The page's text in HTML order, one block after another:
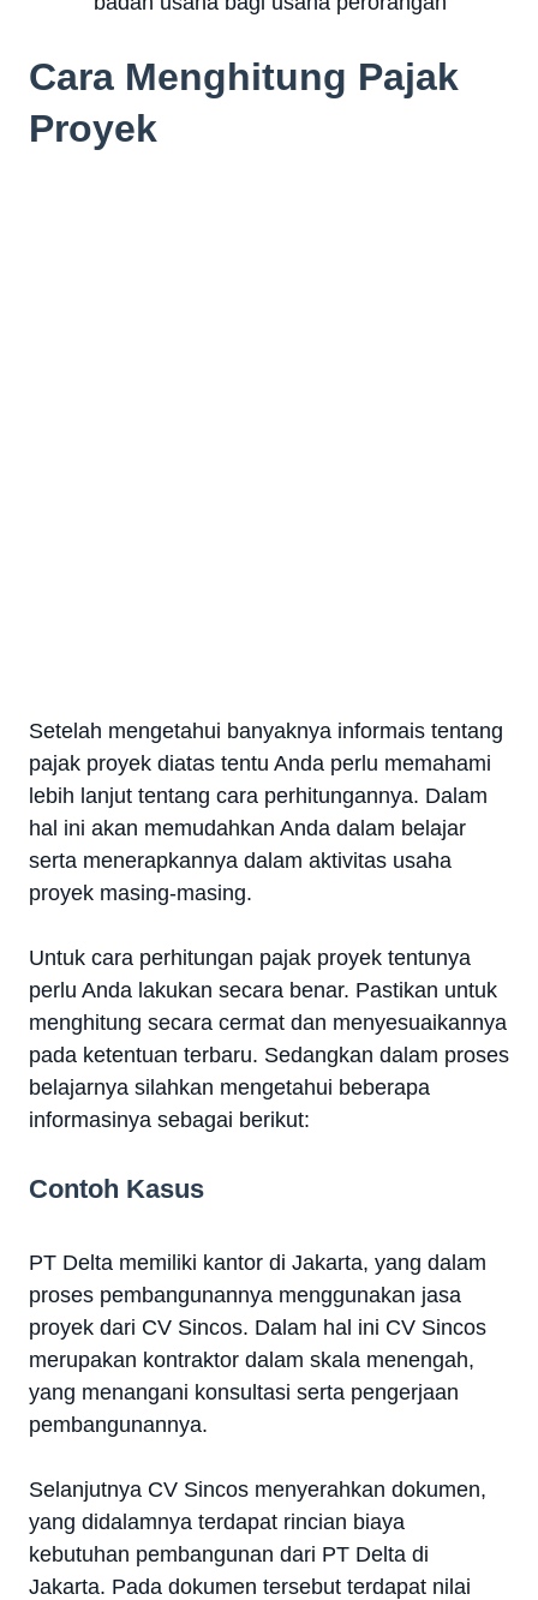
Cara Menghitung Pajak
Proyek
Setelah mengetahui banyaknya informais tentang
pajak proyek diatas tentu Anda perlu memahami
lebih lanjut tentang cara perhitungannya. Dalam
hal ini akan memudahkan Anda dalam belajar
serta menerapkannya dalam aktivitas usaha
proyek masing-masing.
Untuk cara perhitungan pajak proyek tentunya
perlu Anda lakukan secara benar. Pastikan untuk
menghitung secara cermat dan menyesuaikannya
pada ketentuan terbaru. Sedangkan dalam proses
belajarnya silahkan mengetahui beberapa
informasinya sebagai berikut:
Contoh Kasus
PT Delta memiliki kantor di Jakarta, yang dalam
proses pembangunannya menggunakan jasa
proyek dari CV Sincos. Dalam hal ini CV Sincos
merupakan kontraktor dalam skala menengah,
yang menangani konsultasi serta pengerjaan
pembangunannya.
Selanjutnya CV Sincos menyerahkan dokumen,
yang didalamnya terdapat rincian biaya
kebutuhan pembangunan dari PT Delta di
Jakarta. Pada dokumen tersebut terdapat nilai